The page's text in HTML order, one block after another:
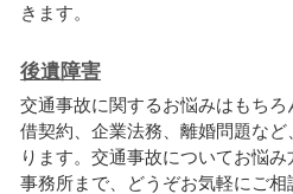
きます。
後遺障害
交通事故に関するお悩みはもちろ
借契約、企業法務、離婚問題な
ります。交通事故についてお悩
事務所まで、どうぞお気軽にご